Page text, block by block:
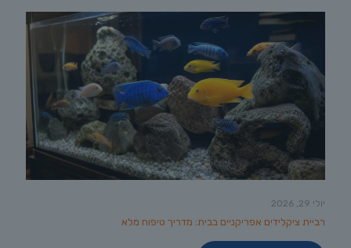
יולי 29, 2026
רביית ציקלידים אפריקניים בבית: מדריך טיפוח מלא